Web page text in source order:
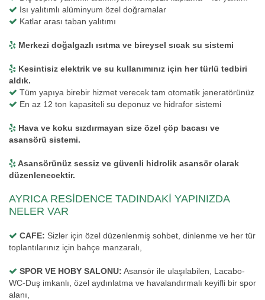
Isı yalıtımlı alüminyum özel doğramalar
Katlar arası taban yalıtımı
Merkezi doğalgazlı ısıtma ve bireysel sıcak su sistemi
Kesintisiz elektrik ve su kullanımınız için her türlü tedbiri
aldık.
Tüm yapıya birebir hizmet verecek tam otomatik jeneratörünüz
En az 12 ton kapasiteli su deponuz ve hidrafor sistemi
Hava ve koku sızdırmayan size özel çöp bacası ve
asansörü sistemi.
Asansörünüz sessiz ve güvenli hidrolik asansör olarak
düzenlenecektir.
AYRICA RESİDENCE TADINDAKİ YAPINIZDA
NELER VAR
CAFE: Sizler için özel düzenlenmiş sohbet, dinlenme ve her tür
toplantılarınız için bahçe manzaralı,
SPOR VE HOBY SALONU: Asansör ile ulaşılabilen, Lacabo-
WC-Duş imkanlı, özel aydınlatma ve havalandırmalı keyifli bir spor
alanı,